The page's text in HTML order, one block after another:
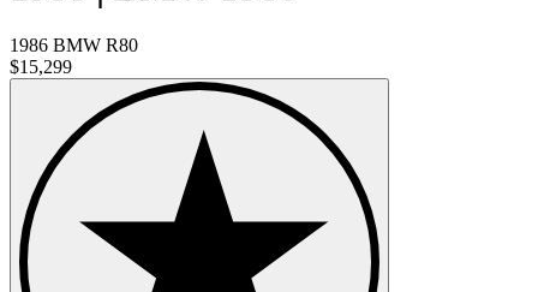
1986 BMW R80
$15,299